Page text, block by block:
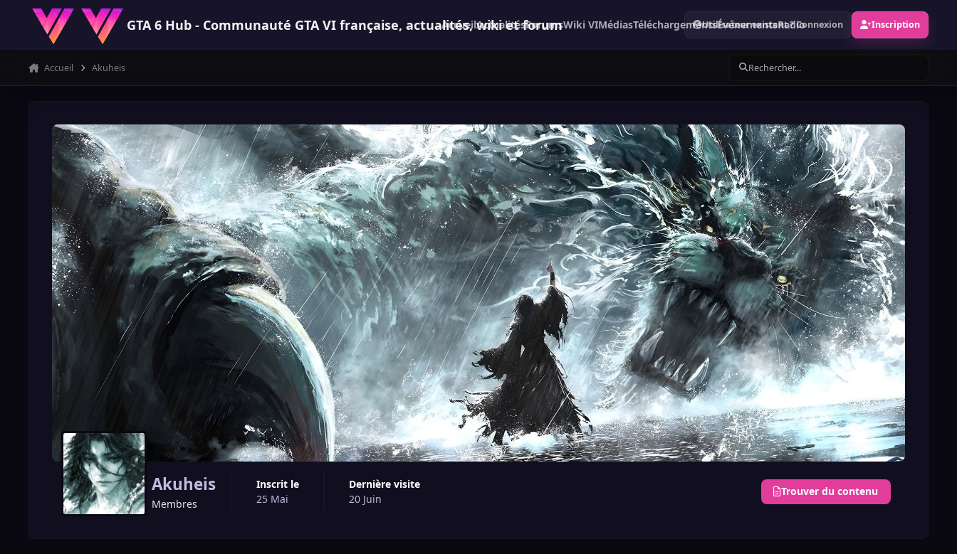
Aller au contenu
GTA 6 Hub - Communauté GTA VI française, actualités, wiki et forum
AccueilActualitésForumsWiki VIMédiasTéléchargementsÉvénementsRadio
Utilisateur existant ? Connexion Inscription
Accueil Akuheis Rechercher...
Akuheis
Membres
Inscrit le
25 Mai
Dernière visite
20 Juin
Trouver du contenu